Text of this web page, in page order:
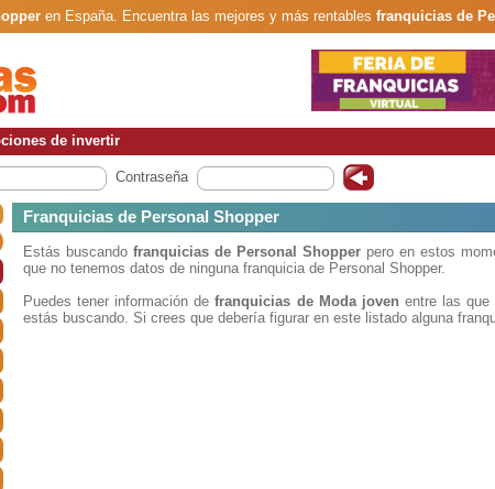
en España. Encuentra las mejores y más rentables franquicias de
de invertir
Contraseña
Franquicias de Personal Shopper
Estás buscando franquicias de Personal Shopperpero en estos
que no tenemos datos de ninguna franquicia de Personal Shopper.
Puedes tener información defranquicias de Moda joven entre las que
estás buscando. Si crees que debería figurar en este listado alguna